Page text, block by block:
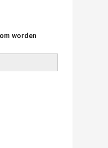
worden